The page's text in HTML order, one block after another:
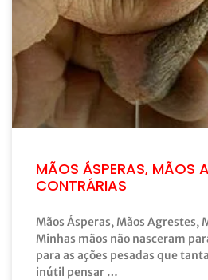
MÃOS ÁSPERAS, MÃOS
CONTRÁRIAS
Mãos Ásperas, Mãos Agrestes,
Minhas mãos não nasceram
para as ações pesadas que
inútil pensar …